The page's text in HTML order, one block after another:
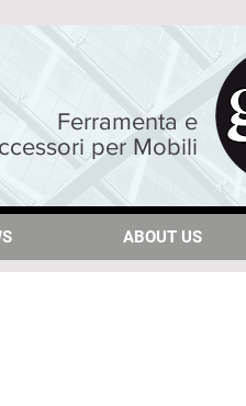
Ferramenta e
per Mobili
ABOUT US
ABOUT US